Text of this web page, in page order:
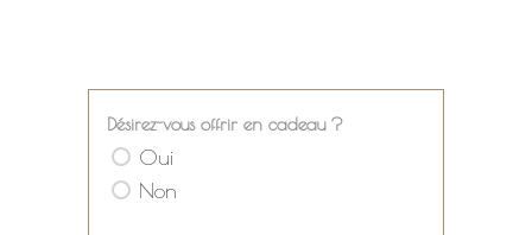
Désirez-vous offrir en cadeau ?
Oui
Non